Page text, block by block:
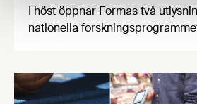
I höst öppnar Formas två
nationella
en motståndskraftig
båda syftar till att bana väg för